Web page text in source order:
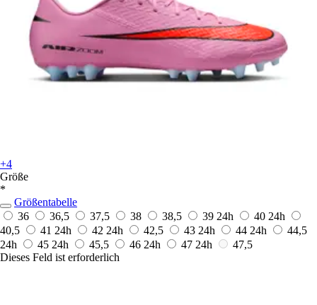
+4
Größe
*
Größentabelle
36
36,5 37,5 38 38,5 39 24h 40 24h
40,5
41 24h 42 24h 42,5 43 24h 44 24h
44,5
24h
45 24h 45,5 46 24h 47 24h
47,5
Dieses Feld ist erforderlich